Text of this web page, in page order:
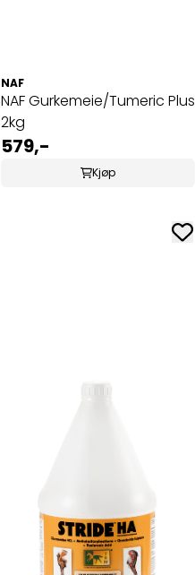
NAF
NAF Gurkemeie/Tumeric Plus
2kg
579,-
Kjøp